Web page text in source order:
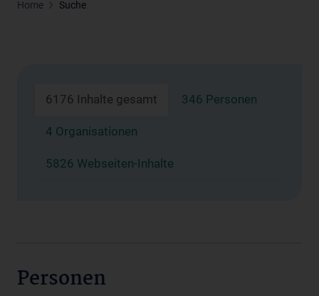
Home Suche
6176 Inhalte gesamt 346 Personen
4 Organisationen
5826 Webseiten-Inhalte
Personen